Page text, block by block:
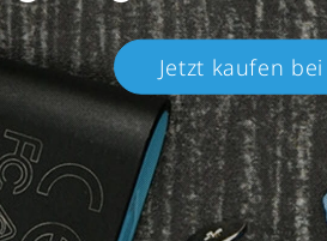
Jetzt kaufen